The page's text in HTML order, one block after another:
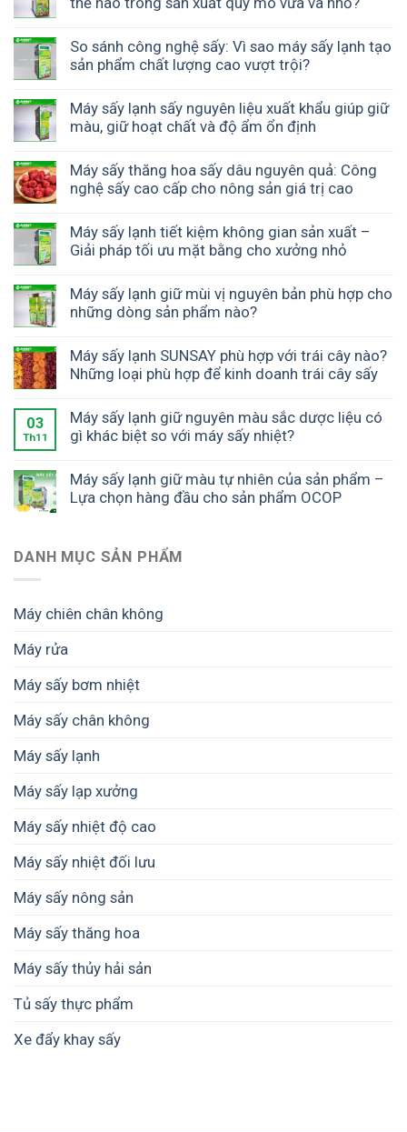
So sánh công nghệ sấy: Vì sao máy sấy lạnh tạo
sản phẩm chất lượng cao vượt trội?
Máy sấy lạnh sấy nguyên liệu xuất khẩu giúp giữ
màu, giữ hoạt chất và độ ẩm ổn định
Máy sấy thăng hoa sấy dâu nguyên quả: Công
nghệ sấy cao cấp cho nông sản giá trị cao
Máy sấy lạnh tiết kiệm không gian sản xuất –
Giải pháp tối ưu mặt bằng cho xưởng nhỏ
Máy sấy lạnh giữ mùi vị nguyên bản phù hợp cho
những dòng sản phẩm nào?
Máy sấy lạnh SUNSAY phù hợp với trái cây nào?
Những loại phù hợp để kinh doanh trái cây sấy
03
Th11
Máy sấy lạnh giữ nguyên màu sắc dược liệu có
gì khác biệt so với máy sấy nhiệt?
Máy sấy lạnh giữ màu tự nhiên của sản phẩm –
Lựa chọn hàng đầu cho sản phẩm OCOP
DANH MỤC SẢN PHẨM
Máy chiên chân không
Máy rửa
Máy sấy bơm nhiệt
Máy sấy chân không
Máy sấy lạnh
Máy sấy lạp xưởng
Máy sấy nhiệt độ cao
Máy sấy nhiệt đối lưu
Máy sấy nông sản
Máy sấy thăng hoa
Máy sấy thủy hải sản
Tủ sấy thực phẩm
Xe đẩy khay sấy